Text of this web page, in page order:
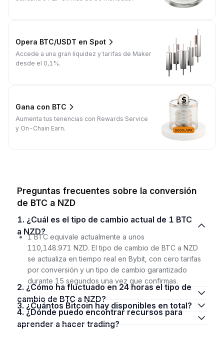
Opera BTC/USDT en Spot
Accede a una gran liquidez y tarifas de Maker
desde el 0,1%.
Gana con BTC
Aumenta tus tenencias con Rewards Service
y On-Chain Earn.
Preguntas frecuentes sobre la conversión
de BTC a NZD
1. ¿Cuál es el tipo de cambio actual de 1 BTC
a NZD?
1 BTC equivale actualmente a unos
110,148.971 NZD. El tipo de cambio de BTC a NZD
se actualiza en tiempo real en Bybit, con cero tarifas
por conversión y un tipo de cambio garantizado
durante 15 segundos una vez que confirmas.
2. ¿Cómo ha fluctuado en 24 horas el tipo de
cambio de BTC a NZD?
3. ¿Cuántos Bitcoin hay disponibles en total?
4. ¿Dónde puedo encontrar recursos para
aprender a hacer trading?